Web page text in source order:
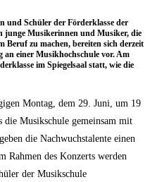
und Schü­ler der För­der­klas­se der
jun­ge Musi­ke­rin­nen und Musi­ker, die
Beruf zu machen, berei­ten sich der­zeit
einer Musik­hoch­schu­le vor. Am
im Spie­gel­saal statt, wie die
Mon­tag, dem 29. Juni, um 19
Musik­schu­le gemein­sam mit
die Nach­wuchs­ta­len­te einen
des Kon­zerts wer­den
der Musik­schu­le